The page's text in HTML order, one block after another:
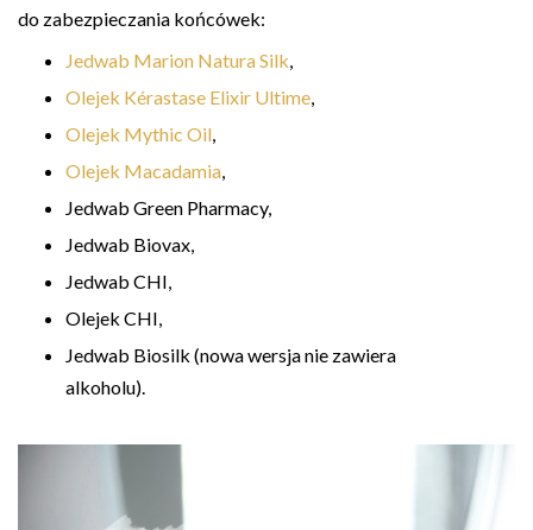
do zabezpieczania końcówek:
Jedwab Marion Natura Silk,
Olejek Kérastase Elixir Ultime,
Olejek Mythic Oil,
Olejek Macadamia,
Jedwab Green Pharmacy,
Jedwab Biovax,
Jedwab CHI,
Olejek CHI,
Jedwab Biosilk (nowa wersja nie zawiera
alkoholu).